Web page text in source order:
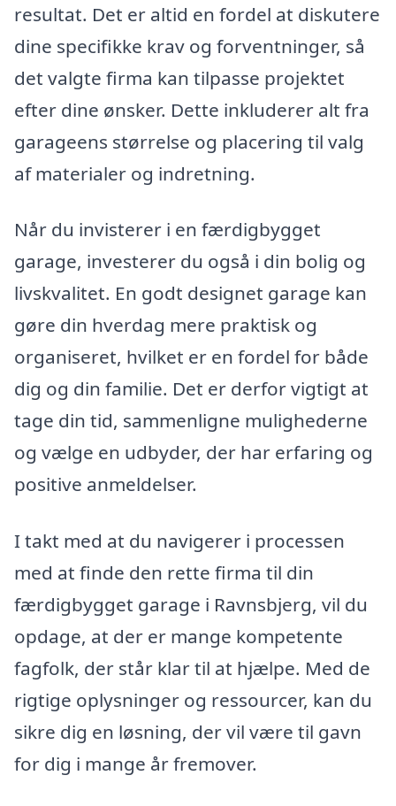
resultat. Det er altid en fordel at diskutere
dine specifikke krav og forventninger, så
det valgte firma kan tilpasse projektet
efter dine ønsker. Dette inkluderer alt fra
garageens størrelse og placering til valg
af materialer og indretning.
Når du invisterer i en færdigbygget
garage, investerer du også i din bolig og
livskvalitet. En godt designet garage kan
gøre din hverdag mere praktisk og
organiseret, hvilket er en fordel for både
dig og din familie. Det er derfor vigtigt at
tage din tid, sammenligne mulighederne
og vælge en udbyder, der har erfaring og
positive anmeldelser.
I takt med at du navigerer i processen
med at finde den rette firma til din
færdigbygget garage i Ravnsbjerg, vil du
opdage, at der er mange kompetente
fagfolk, der står klar til at hjælpe. Med de
rigtige oplysninger og ressourcer, kan du
sikre dig en løsning, der vil være til gavn
for dig i mange år fremover.